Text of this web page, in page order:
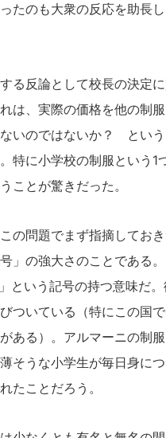
たのも大衆の反応を助長
る反論として校長の決定
は、実際の価格を他の制
いのではないか？ とい
特に小学校の制服という
ことが驚きだった。
の問題でまず指摘してお
号」の強大さのことである
」という記号の持つ意味だ
ついている（特にこの国
ある）。アルマーニの制
そうな小学生が毎日身に
たことだろう。